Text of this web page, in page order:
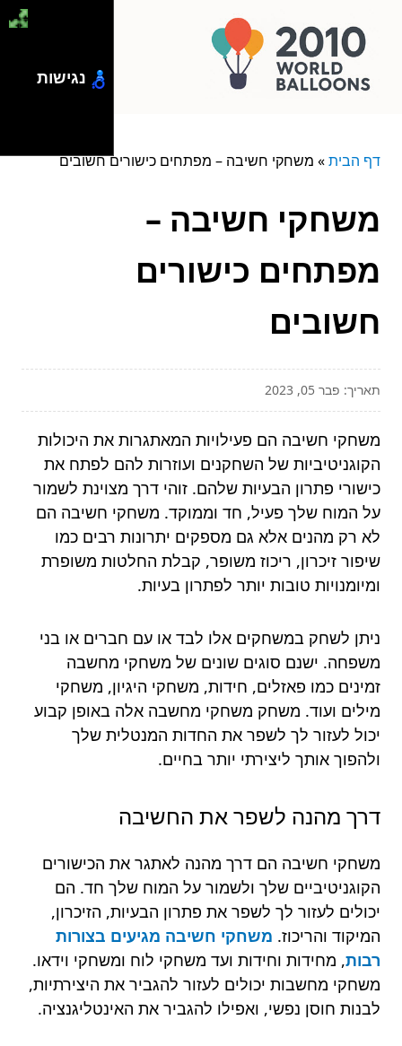
דף הבית» משחקי חשיבה – מפתחים כישורים חשובים
משחקי חשיבה –
מפתחים כישורים
חשובים
תאריך: פבר 05, 2023
משחקי חשיבה הם פעילויות המאתגרות את היכולות
הקוגניטיביות של השחקנים ועוזרות להם לפתח את
כישורי פתרון הבעיות שלהם. זוהי דרך מצוינת לשמור
על המוח שלך פעיל, חד וממוקד. משחקי חשיבה הם
לא רק מהנים אלא גם מספקים יתרונות רבים כמו
שיפור זיכרון, ריכוז משופר, קבלת החלטות משופרת
ומיומנויות טובות יותר לפתרון בעיות.
ניתן לשחק במשחקים אלו לבד או עם חברים או בני
משפחה. ישנם סוגים שונים של משחקי מחשבה
זמינים כמו פאזלים, חידות, משחקי היגיון, משחקי
מילים ועוד. משחק משחקי מחשבה אלה באופן קבוע
יכול לעזור לך לשפר את החדות המנטלית שלך
ולהפוך אותך ליצירתי יותר בחיים.
דרך מהנה לשפראת החשיבה
משחקי חשיבה הם דרך מהנה לאתגר את הכישורים
הקוגניטיביים שלך ולשמור על המוח שלך חד. הם
יכולים לעזור לך לשפר את פתרון הבעיות, הזיכרון,
המיקוד והריכוז. משחקי חשיבה מגיעים בצורות
רבות, מחידות וחידות ועד משחקי לוח ומשחקי וידאו.
משחקי מחשבות יכולים לעזור להגביר את היצירתיות,
לבנות חוסן נפשי, ואפילו להגביר את האינטליגנציה.
נגישות